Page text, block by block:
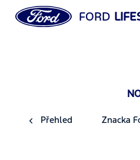
FORD
Přehled Znacka